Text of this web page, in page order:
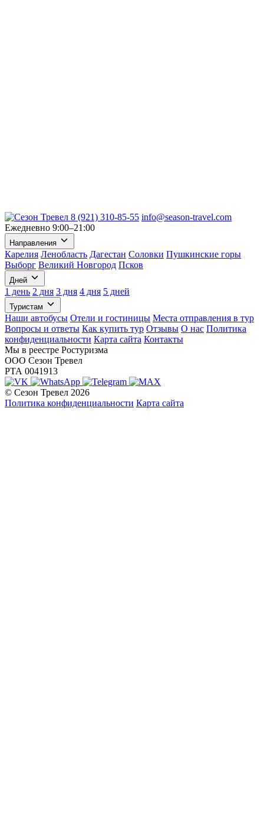
8 (921) 310-85-55 info@season-travel.com
Ежедневно 9:00–21:00
Направления
Карелия Ленобласть Дагестан Соловки Пушкинские горы
Выборг Великий Новгород Псков
Дней
1 день 2 дня 3 дня 4 дня 5 дней
Туристам
Наши автобусы Отели и гостиницы Места отправления в тур
Вопросы и ответы Как купить тур Отзывы О нас Политика
конфиденциальности Карта сайта Контакты
Мы в реестре Ростуризма
ООО Сезон Тревел
РТА 0041913
© Сезон Тревел 2026
Политика конфиденциальности Карта сайта